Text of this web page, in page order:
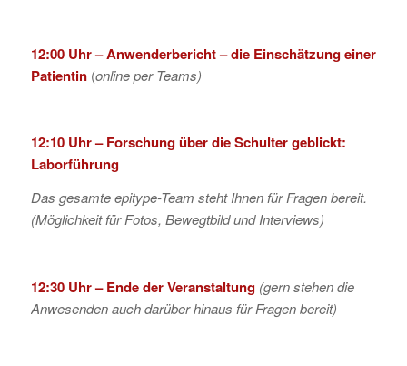
12:00 Uhr – Anwenderbericht – die Einschätzung einer
Patientin (online per Teams)
12:10 Uhr – Forschung über die Schulter geblickt:
Laborführung
Das gesamte epitype-Team steht Ihnen für Fragen bereit.
(Möglichkeit für Fotos, Bewegtbild und Interviews)
12:30 Uhr – Ende der Veranstaltung (gern stehen die
Anwesenden auch darüber hinaus für Fragen bereit)